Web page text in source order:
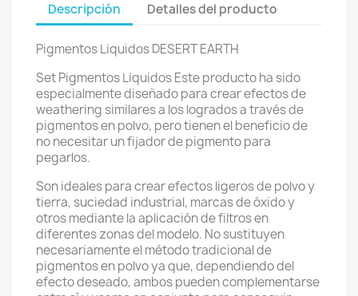
Descripción Detalles del producto
Pigmentos Liquidos DESERT EARTH
Set Pigmentos Liquidos Este producto ha sido
especialmente diseñado para crear efectos de
weathering similares a los logrados a través de
pigmentos en polvo, pero tienen el beneficio de
no necesitar un fijador de pigmento para
pegarlos.
Son ideales para crear efectos ligeros de polvo y
tierra, suciedad industrial, marcas de óxido y
otros mediante la aplicación de filtros en
diferentes zonas del modelo. No sustituyen
necesariamente el método tradicional de
pigmentos en polvo ya que, dependiendo del
efecto deseado, ambos pueden complementarse